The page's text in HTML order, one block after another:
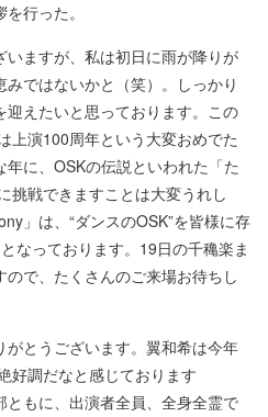
行った。
ますが、私は初日に雨が降りが
ではないかと（笑）。しっかり
迎えたいと思っております。この
上演100周年という大変おめでた
に、OSKの伝説といわれた「た
挑戦できますことは大変うれし
」は、“ダンスのOSK”を皆様に存
なっております。19日の千穐楽ま
で、たくさんのご来場お待ちし
とうございます。翼和希は今年
好調だなと感じております
ともに、出演者全員、全身全霊で